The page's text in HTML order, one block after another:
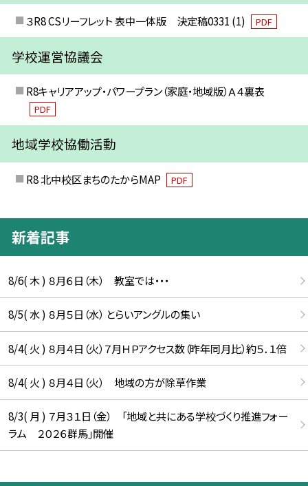
３R8 CSリーフレット 表中一体版 決定稿0331 (1) PDF
学校運営協議会
R8キャリアアップ・パワープラン（家庭・地域版）Ａ４裏表
PDF
地域学校協働活動
R8 北中校区まちのたからMAP PDF
新着記事
8/6( 木 ) ８月６日（木） 教室では・・・
8/5( 水 ) ８月５日（水） とらいアングルの集い
8/4( 火 ) ８月４日（火）７月ＨＰアクセス数（昨年同月比）約５．１倍
8/4( 火 ) ８月４日（火） 地域の方が除草作業
8/3( 月 ) ７月３１日（金） 「地域と共にある学校づくり推進フォー
ラム ２０２６群馬」開催